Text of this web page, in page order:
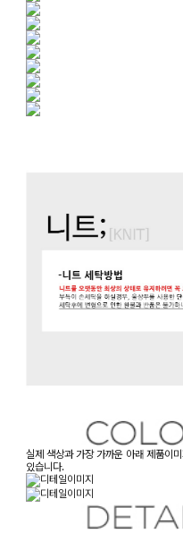
실제 색상과 가장 가까운 아래 제품이
있습니다.